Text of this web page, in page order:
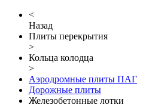
<
Назад
Плиты перекрытия
>
Кольца колодца
>
Аэродромные плиты ПАГ
Дорожные плиты
Железобетонные лотки